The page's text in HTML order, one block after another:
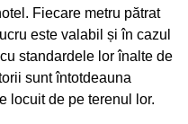
Fiecare metru pătrat
este valabil și în cazul
standardele lor înalte de
sunt întotdeauna
locuit de pe terenul lor.